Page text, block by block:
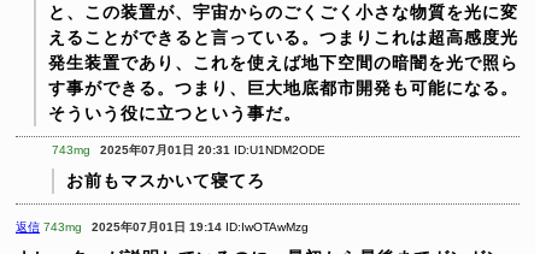
と、この装置が、宇宙からのごくごく小さな物質を光に変
えることができると言っている。つまりこれは超高感度光
発生装置であり、これを使えば地下空間の暗闇を光で照ら
す事ができる。つまり、巨大地底都市開発も可能になる。
そういう役に立つという事だ。
743mg 2025年07月01日 20:31 ID:U1NDM2ODE
お前もマスかいて寝てろ
返信 743mg 2025年07月01日 19:14 ID:IwOTAwMzg